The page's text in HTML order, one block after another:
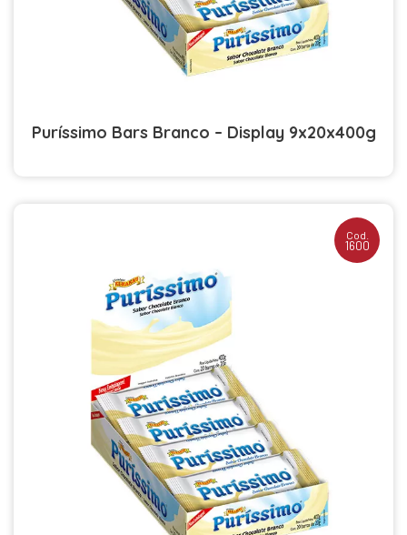
Puríssimo Bars Branco – Display 9x20x400g
Cod.
1600